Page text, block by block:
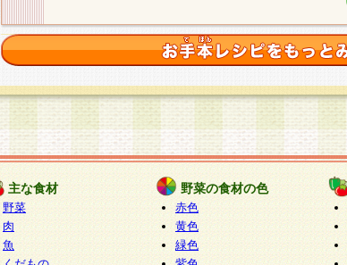
主な食材
野菜
肉
魚
野菜の食材の色
赤色
黄色
緑色